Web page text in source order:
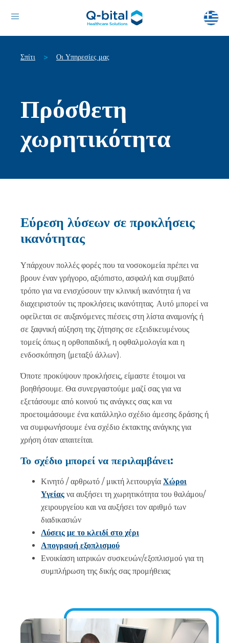
Σπίτι > Οι Υπηρεσίες μας
Πρόσθετη
χωρητικότητα
Εύρεση λύσεων σε προκλήσεις
ικανότητας
Υπάρχουν πολλές φορές που τα νοσοκομεία πρέπει να
βρουν έναν γρήγορο, αξιόπιστο, ασφαλή και συμβατό
τρόπο για να ενισχύσουν την κλινική ικανότητα ή να
διαχειριστούν τις προκλήσεις ικανότητας. Αυτό μπορεί να
οφείλεται σε αυξανόμενες πιέσεις στη λίστα αναμονής ή
σε ξαφνική αύξηση της ζήτησης σε εξειδικευμένους
τομείς όπως η ορθοπαιδική, η οφθαλμολογία και η
ενδοσκόπηση (μεταξύ άλλων).
Όποτε προκύψουν προκλήσεις, είμαστε έτοιμοι να
βοηθήσουμε. Θα συνεργαστούμε μαζί σας για να
εξετάσουμε από κοινού τις ανάγκες σας και να
προετοιμάσουμε ένα κατάλληλο σχέδιο άμεσης δράσης ή
να συμφωνήσουμε ένα σχέδιο έκτακτης ανάγκης για
χρήση όταν απαιτείται.
Το σχέδιο μπορεί να περιλαμβάνει:
Κινητό / αρθρωτό / μικτή λειτουργία Χώροι
Υγείας να αυξήσει τη χωρητικότητα του θαλάμου/
χειρουργείου και να αυξήσει τον αριθμό των
διαδικασιών
Λύσεις με το κλειδί στο χέρι
Απογραφή εξοπλισμού
Ενοικίαση ιατρικών συσκευών/εξοπλισμού για τη
συμπλήρωση της δικής σας προμήθειας